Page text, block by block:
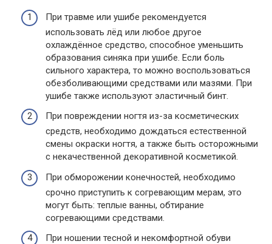
При травме или ушибе рекомендуется
использовать лёд или любое другое
охлаждённое средство, способное уменьшить
образования синяка при ушибе. Если боль
сильного характера, то можно воспользоваться
обезболивающими средствами или мазями. При
ушибе также используют эластичный бинт.
При повреждении ногтя из-за косметических
средств, необходимо дождаться естественной
смены окраски ногтя, а также быть осторожными
с некачественной декоративной косметикой.
При обморожении конечностей, необходимо
срочно приступить к согревающим мерам, это
могут быть: теплые ванны, обтирание
согревающими средствами.
При ношении тесной и некомфортной обуви